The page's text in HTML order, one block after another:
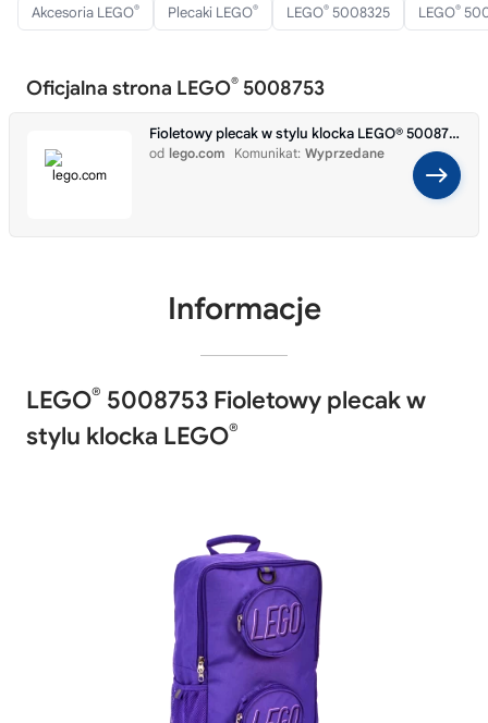
Akcesoria LEGO® Plecaki LEGO® LEGO® 5008325 LEGO®
Oficjalna strona LEGO® 5008753
Fioletowy plecak w stylu klocka LEGO® 5008753
od lego.com Komunikat: Wyprzedane
Informacje
LEGO® 5008753 Fioletowy plecak w
stylu klocka LEGO®